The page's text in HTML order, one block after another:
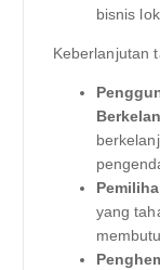
bisnis
Keberlanjutan
yang